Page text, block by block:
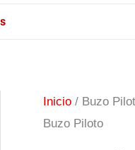
Inicio / Buzo
Buzo Piloto